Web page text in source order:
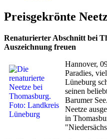
Preisgekrönte
Renaturierter Abschnitt bei
Auszeichnung freuen
Hannover,
Paradies,
Lüneburg
seinen
Barumer
Neetze
in